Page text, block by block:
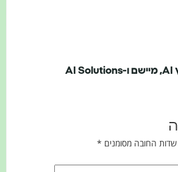
מה ההבדל בין יועץ AI, מיישם ו-AI Solutions
החובה מסומנים*